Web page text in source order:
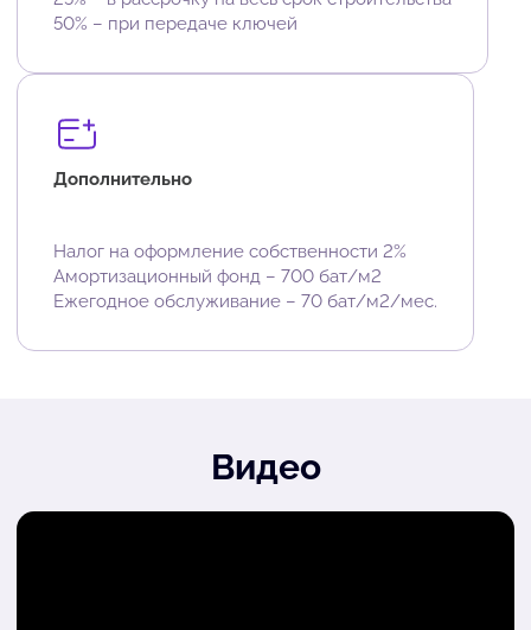
50% – при передаче ключей
Дополнительно
Налог на оформление собственности 2%
Амортизационный фонд – 700 бат/м2
Ежегодное обслуживание – 70 бат/м2/мес.
Видео